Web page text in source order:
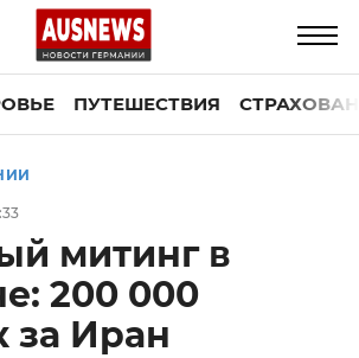
ПУТЕШЕСТВИЯ
митинг в
200 000
за Иран